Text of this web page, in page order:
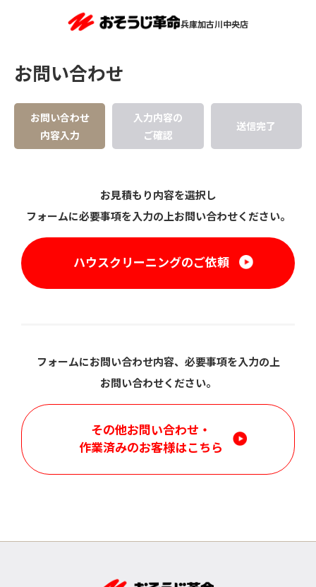
兵庫加古川中央店
お問い合わせ
お問い合わせ
内容入力
入力内容の
ご確認
送信完了
お見積もり内容を選択し
フォームに必要事項を入力の上お問い合わせください。
ハウスクリーニングのご依頼
フォームにお問い合わせ内容、必要事項を入力の上
お問い合わせください。
その他お問い合わせ・
作業済みのお客様はこちら